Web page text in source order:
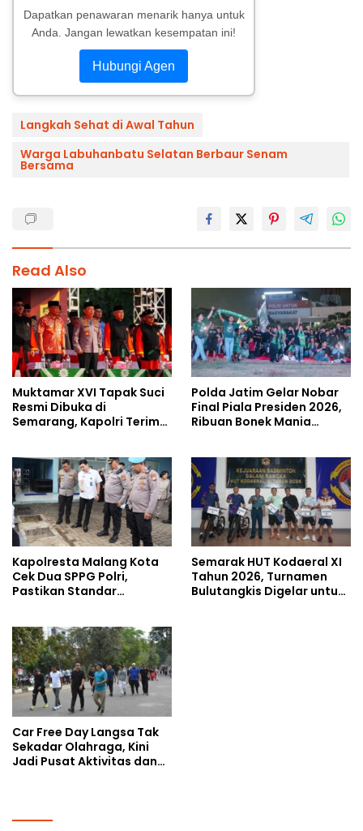
Dapatkan penawaran menarik hanya untuk
Anda. Jangan lewatkan kesempatan ini!
Hubungi Agen
Langkah Sehat di Awal Tahun
Warga Labuhanbatu Selatan Berbaur Senam
Bersama
Read Also
Muktamar XVI Tapak Suci
Resmi Dibuka di
Semarang, Kapolri Terima
Polda Jatim Gelar Nobar
Final Piala Presiden 2026,
Ribuan Bonek Mania
Kapolresta Malang Kota
Cek Dua SPPG Polri,
Pastikan Standar
Berjalan Optimal
Semarak HUT Kodaeral XI
Tahun 2026, Turnamen
Bulutangkis Digelar untuk
Car Free Day Langsa Tak
Sekadar Olahraga, Kini
Jadi Pusat Aktivitas dan